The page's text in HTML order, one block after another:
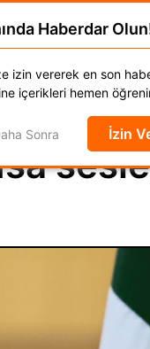
SPOR
Otomobil
Haberdar
izin vererek en son
içerikleri hemen
Sonra İzin